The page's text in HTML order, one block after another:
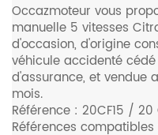
Occazmoteur vous
manuelle 5 vitesses
d'occasion, d'origine
véhicule accidenté
d'assurance, et vendue
mois.
Référence : 20CF15 / 20
Références